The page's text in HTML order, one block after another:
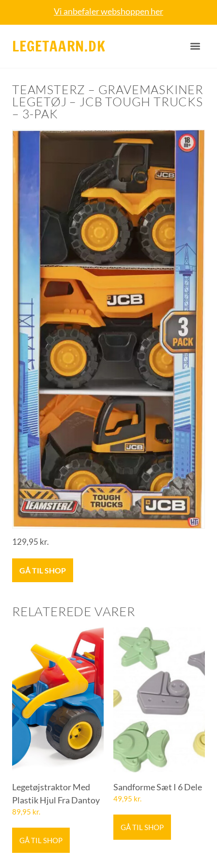
Vi anbefaler webshoppen her
LEGETAARN.DK
TEAMSTERZ – GRAVEMASKINER
LEGETØJ – JCB TOUGH TRUCKS
– 3-PAK
129,95 kr.
GÅ TIL SHOP
RELATEREDE VARER
Legetøjstraktor Med
Plastik Hjul Fra Dantoy
89,95 kr.
GÅ TIL SHOP
Sandforme Sæt I 6 Dele
49,95 kr.
GÅ TIL SHOP